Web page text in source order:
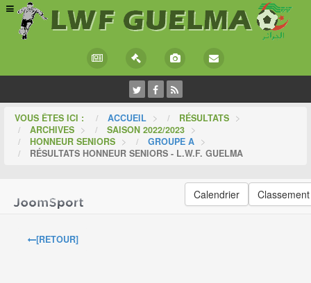
VOUS ÊTES ICI : ACCUEIL > RÉSULTATS >
ARCHIVES > SAISON 2022/2023 >
HONNEUR SENIORS > GROUPE A >
RÉSULTATS HONNEUR SENIORS - L.W.F. GUELMA
Calendrier Classement
[RETOUR]